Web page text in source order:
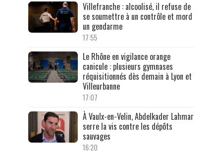
Villefranche : alcoolisé, il refuse de
se soumettre à un contrôle et mord
un gendarme
17:55
Le Rhône en vigilance orange
canicule : plusieurs gymnases
réquisitionnés dès demain à Lyon et
Villeurbanne
17:07
À Vaulx-en-Velin, Abdelkader Lahmar
serre la vis contre les dépôts
sauvages
16:20